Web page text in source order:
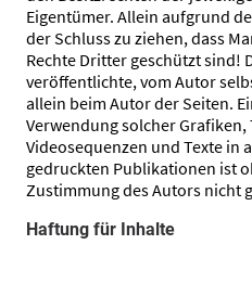
Eigentümer. Allein aufgrund
der Schluss zu ziehen, dass
Rechte Dritter geschützt sind!
veröffentlichte, vom Autor
allein beim Autor der Seiten.
Verwendung solcher
Videosequenzen und Texte
gedruckten Publikationen ist
Zustimmung des Autors nicht
Haftung für Inhalte